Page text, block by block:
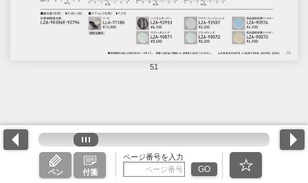
51
ペン 付箋
ページ番号を入力
GO